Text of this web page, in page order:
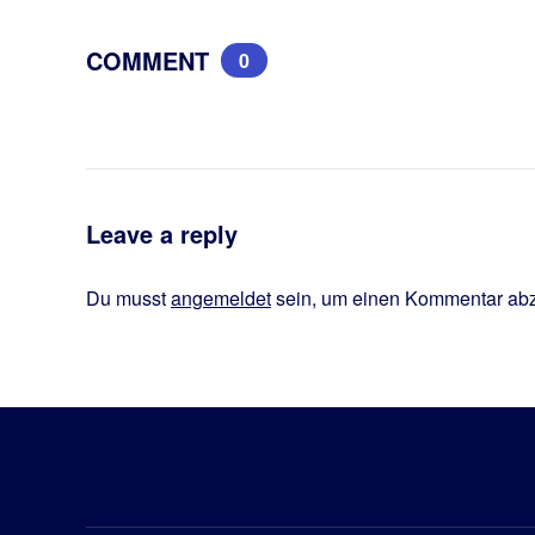
COMMENT 0
Leave a reply
Du musstangemeldetsein, um einen Kommentar